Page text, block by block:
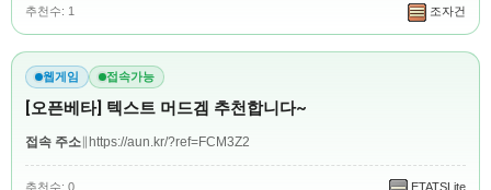
추천수: 1 조자건
웹게임 접속가능
[오픈베타] 텍스트 머드겜 추천합니다~
접속 주소 https://aun.kr/?ref=FCM3Z2
추천수: 0 ETATSLite